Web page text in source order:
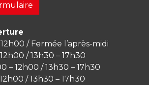
/ Fermée l’après-midi
/ 13h30 – 17h30
– 12h00 / 13h30 – 17h30
/ 13h30 – 17h30